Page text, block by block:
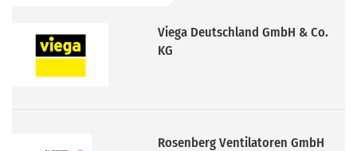
Viega Deutschland GmbH & Co.
KG
Rosenberg Ventilatoren GmbH